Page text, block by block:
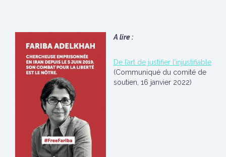
A lire :
De l’art de justifier l’injustifiable
(Communiqué du comité de
soutien, 16 janvier 2022)